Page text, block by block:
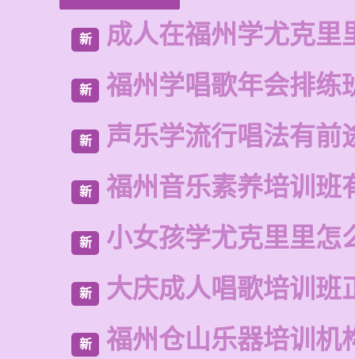
新 成人在福州学尤克里
新 福州学唱歌年会排练
新 声乐学流行唱法有前
新 福州音乐素养培训班
新 小女孩学尤克里里怎
新 大庆成人唱歌培训班
新 福州仓山乐器培训机